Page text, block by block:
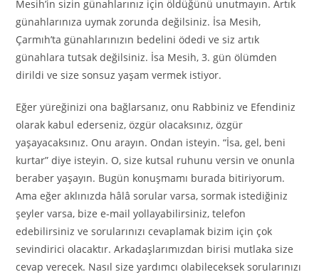
Mesih’in sizin günahlarınız için öldüğünü unutmayın. Artık
günahlarınıza uymak zorunda değilsiniz. İsa Mesih,
Çarmıh’ta günahlarınızın bedelini ödedi ve siz artık
günahlara tutsak değilsiniz. İsa Mesih, 3. gün ölümden
dirildi ve size sonsuz yaşam vermek istiyor.
Eğer yüreğinizi ona bağlarsanız, onu Rabbiniz ve Efendiniz
olarak kabul ederseniz, özgür olacaksınız, özgür
yaşayacaksınız. Onu arayın. Ondan isteyin. “İsa, gel, beni
kurtar” diye isteyin. O, size kutsal ruhunu versin ve onunla
beraber yaşayın. Bugün konuşmamı burada bitiriyorum.
Ama eğer aklınızda hâlâ sorular varsa, sormak istediğiniz
şeyler varsa, bize e-mail yollayabilirsiniz, telefon
edebilirsiniz ve sorularınızı cevaplamak bizim için çok
sevindirici olacaktır. Arkadaşlarımızdan birisi mutlaka size
cevap verecek. Nasıl size yardımcı olabileceksek sorularınızı